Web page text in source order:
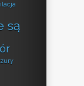
są